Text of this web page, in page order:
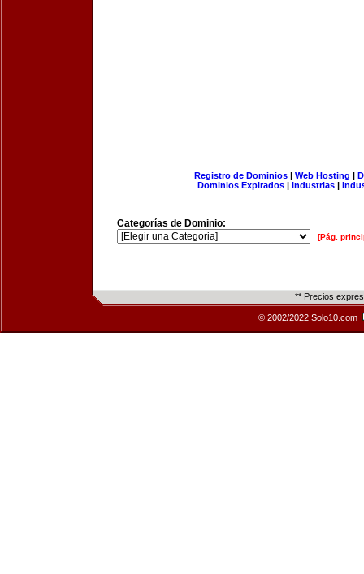
Registro de Dominios| Web Hosting |
Dominios Expirados | Industrias |
Categorías de Dominio:
[Pág.
** Precios
© 2002/2022 Solo10.com